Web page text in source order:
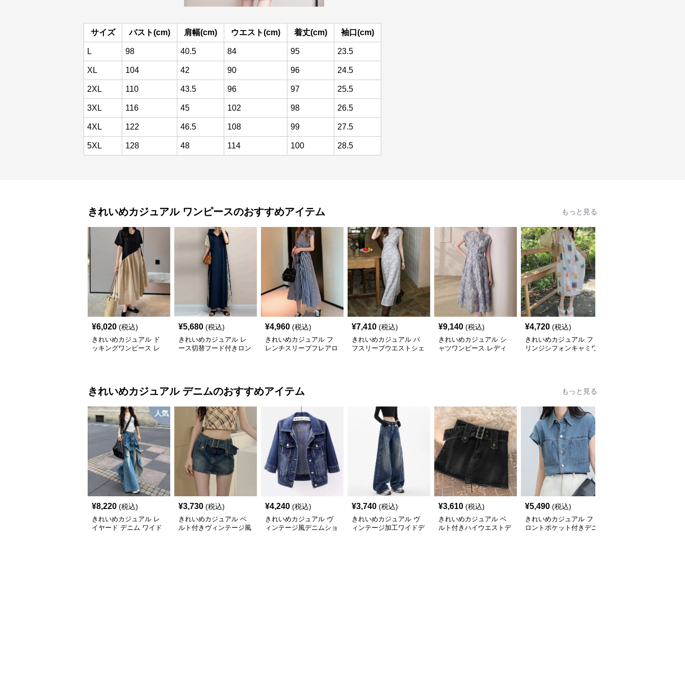
サイズ バスト(cm) 肩幅(cm) ウエスト(cm) 着丈(cm) 袖口(cm)
L 98 40.5 84 95 23.5
XL 104 42 90 96 24.5
2XL 110 43.5 96 97 25.5
3XL 116 45 102 98 26.5
4XL 122 46.5 108 99 27.5
5XL 128 48 114 100 28.5
きれいめカジュアル ワンピースのおすすめアイテム もっと見る
¥6,020 (税込)
きれいめカジュアル ド
ッキングワンピース レ
¥5,680 (税込)
きれいめカジュアル レ
ース切替フード付きロン
¥4,960 (税込)
きれいめカジュアル フ
レンチスリーブフレアロ
ピ
¥7,410 (税込)
きれいめカジュアル パ
フスリーブウエストシェ
¥9,140 (税込)
きれいめカジュアル シ
ャツワンピース レディ
¥4,720 (税込)
きれいめカジュアル フ
リンジシフォンキャミワ
きれいめカジュアル デニムのおすすめアイテム もっと見る
人気
¥8,220 (税込)
きれいめカジュアル レ
イヤード デニム ワイド
¥3,730 (税込)
きれいめカジュアル ベ
ルト付きヴィンテージ風
¥4,240 (税込)
きれいめカジュアル ヴ
ィンテージ風デニムショ
¥3,740 (税込)
きれいめカジュアル ヴ
ィンテージ加工ワイドデ
¥3,610 (税込)
きれいめカジュアル ベ
ルト付きハイウエストデ
¥5,490 (税込)
きれいめカジュアル フ
ロントポケット付きデニ